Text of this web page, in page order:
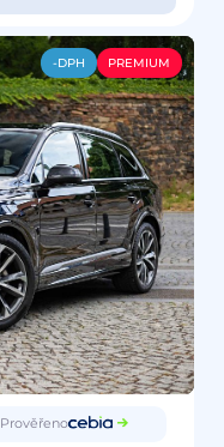
-DPH PREMIUM
Prověřeno